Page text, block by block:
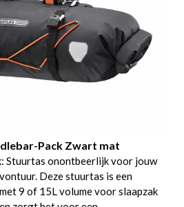
Pack Zwart mat
Stuurtas onontbeerlijk voor jouw
Deze stuurtas is een
9 of 15L volume voor slaapzak